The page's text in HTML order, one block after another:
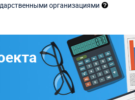
организациями